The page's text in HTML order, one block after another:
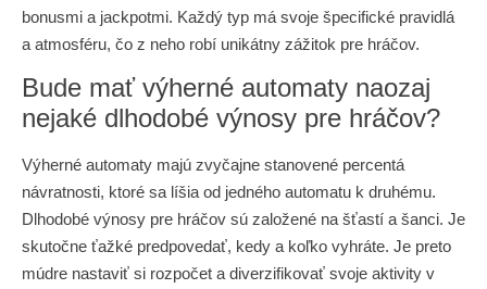
bonusmi a jackpotmi. Každý typ má svoje špecifické pravidlá
a atmosféru, čo z neho robí unikátny zážitok pre hráčov.
Bude mať výherné automaty naozaj
nejaké dlhodobé výnosy pre hráčov?
Výherné automaty majú zvyčajne stanovené percentá
návratnosti, ktoré sa líšia od jedného automatu k druhému.
Dlhodobé výnosy pre hráčov sú založené na šťastí a šanci. Je
skutočne ťažké predpovedať, kedy a koľko vyhráte. Je preto
múdre nastaviť si rozpočet a diverzifikovať svoje aktivity v